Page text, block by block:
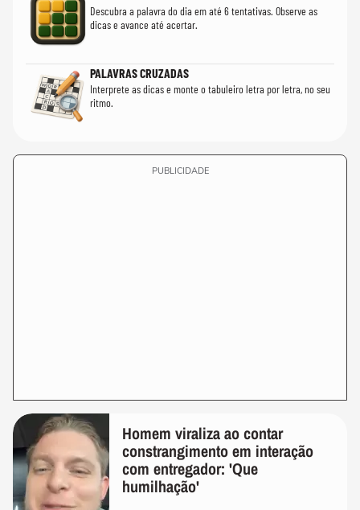
Descubra a palavra do dia em até 6 tentativas. Observe as
dicas e avance até acertar.
PALAVRAS CRUZADAS
Interprete as dicas e monte o tabuleiro letra por letra, no seu
ritmo.
PUBLICIDADE
Homem viraliza ao contar
constrangimento em interação
com entregador: 'Que
humilhação'